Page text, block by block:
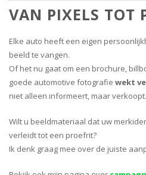
VAN PIXELS TOT
Elke auto heeft een eigen
beeld te vangen.
Of het nu gaat om een brochure,
goede automotive fotografie wekt
niet alleen informeert, maar verkoopt.
Wilt u beeldmateriaal dat uw
verleidt tot een proefrit?
Ik denk graag mee over de juiste